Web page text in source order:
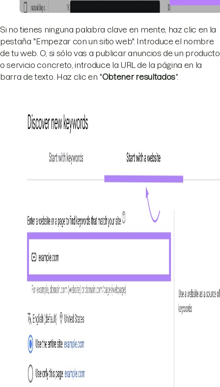
Si no tienes ninguna palabra clave en mente, haz clic en la
pestaña "Empezar con un sitio web". Introduce el nombre
de tu web. O, si sólo vas a publicar anuncios de un producto
o servicio concreto, introduce la URL de la página en la
barra de texto. Haz clic en "Obtener resultados".